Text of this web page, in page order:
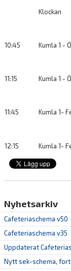
DOKUMENTKlockan
10:45 Kumla 1 -
11:15 Kumla 1 -
11:45 Kumla 1-
12:15 Kumla 1-
Nyhetsarkiv
Cafeteriaschema v50
Cafeteriaschema v35
Uppdaterat
Nytt sek-schema,